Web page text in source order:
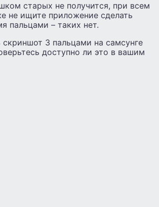
старых не получится, при всем
не ищите приложение сделать
пальцами – таких нет.
скриншот 3 пальцами на самсунге
доступно ли это в вашим